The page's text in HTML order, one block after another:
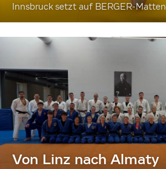
Innsbruck setzt auf BERGER-Matten
Von Linz nach Almaty